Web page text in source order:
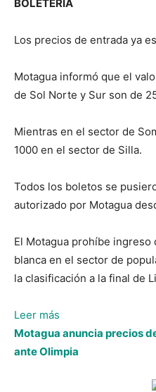
BOLETERÍA
Los precios de entrada ya
Motagua informó que el
de Sol Norte y Sur son de
Mientras en el sector de
1000 en el sector de Silla.
Todos los boletos se
autorizado por Motagua
El Motagua prohíbe ingreso
blanca en el sector de
la clasificación a la final de
Leer más
Motagua
prohíbe
Motagua anuncia precios
ante Olimpia